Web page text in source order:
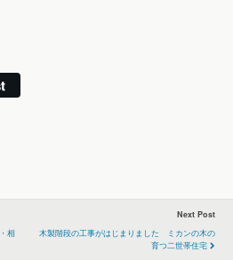
相
Next Post
木製階段の工事がはじまりました ミカンの木の
育つ二世帯住宅